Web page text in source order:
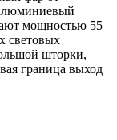
мощностью 55
световых
шторки,
граница выход